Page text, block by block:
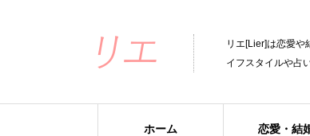
リエ[Lier]は恋愛や
イフスタイルや占
ホーム 恋愛・結